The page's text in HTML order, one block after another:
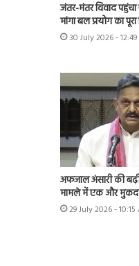
जंतर-मंतर विवाद पहुंचा
मांगा बल प्रयोग का पूरा
30 July 2026 - 12:49
अफजाल अंसारी की
मामले में एक और
29 July 2026 - 10:15